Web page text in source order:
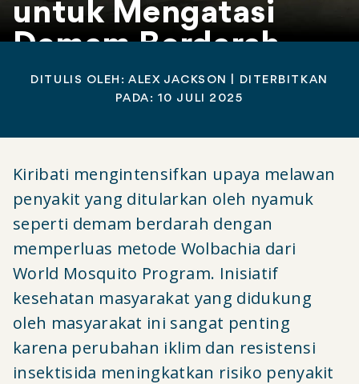
untuk Mengatasi
Demam Berdarah
DITULIS OLEH:ALEX JACKSON
| DITERBITKAN
PADA: 10 JULI 2025
Kiribati mengintensifkan upaya melawan
penyakit yang ditularkan oleh nyamuk
seperti demam berdarah dengan
memperluas metode Wolbachia dari
World Mosquito Program. Inisiatif
kesehatan masyarakat yang didukung
oleh masyarakat ini sangat penting
karena perubahan iklim dan resistensi
insektisida meningkatkan risiko penyakit